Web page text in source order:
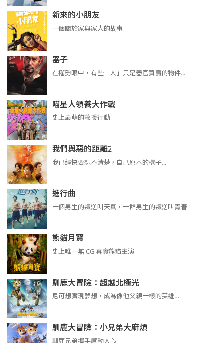
新來的小朋友
一個關於家與家人的故事
器子
在權勢眼中，有些「人」只是器官買賣的物件...
喵星人領養大作戰
史上最萌的救援行動
我們與惡的距離2
我已經快要想不清楚，自己原本的樣子...
進行曲
​​​一個男生的叛逆叫天真，一群男生的叛逆叫青春
熊貓月寶
史上唯一無 CG 真實熊貓主演
馴鹿大冒險：超越北極光
尼可想實現夢想，成為像他父親一樣的英雄…
馴鹿大冒險：小兄弟大麻煩
馴鹿兄弟攜手感動人心